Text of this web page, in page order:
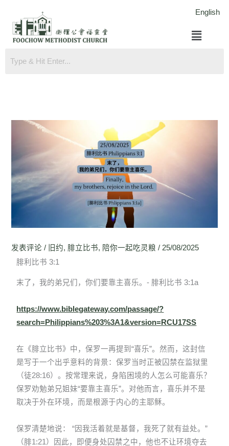
English
菜
单
发表评论 / 旧约, 腓立比书, 陪你一起吃灵粮 / 25/08/2025
腓利比书 3:1
末了，我的弟兄们，你们要靠主喜乐。- 腓利比书 3:1a
https://www.biblegateway.com/passage/?
search=Philippians%203%3A1&version=RCU17SS
在《腓立比书》中，保罗一再提到“喜乐”。然而，这封信
是写于一个出乎意料的背景：保罗当时正被囚禁在监狱里
（徒28:16）。按常理来说，身陷困境的人怎么可能喜乐？
保罗劝勉弟兄姐妹“要靠主喜乐”。对他而言，喜乐并不是
取决于外在环境，而是根源于内心的主耶稣。
保罗清楚地说： “因我活着就是基督，我死了就有益处。”
（腓1:21）因此，即便身处囚禁之中，他也不让环境夺去